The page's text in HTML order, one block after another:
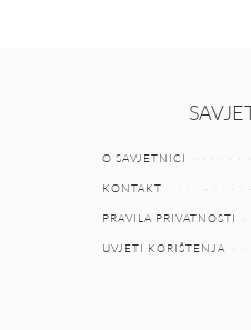
O SAVJETNICI
KONTAKT
PRAVILA PRIVATNOSTI
UVJETI KORIŠTENJA